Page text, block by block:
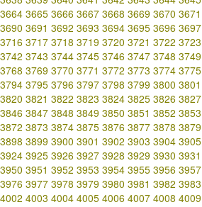
3664 3665 3666 3667 3668 3669 3670 3671
3690 3691 3692 3693 3694 3695 3696 3697
3716 3717 3718 3719 3720 3721 3722 3723
3742 3743 3744 3745 3746 3747 3748 3749
3768 3769 3770 3771 3772 3773 3774 3775
3794 3795 3796 3797 3798 3799 3800 3801
3820 3821 3822 3823 3824 3825 3826 3827
3846 3847 3848 3849 3850 3851 3852 3853
3872 3873 3874 3875 3876 3877 3878 3879
3898 3899 3900 3901 3902 3903 3904 3905
3924 3925 3926 3927 3928 3929 3930 3931
3950 3951 3952 3953 3954 3955 3956 3957
3976 3977 3978 3979 3980 3981 3982 3983
4002 4003 4004 4005 4006 4007 4008 4009